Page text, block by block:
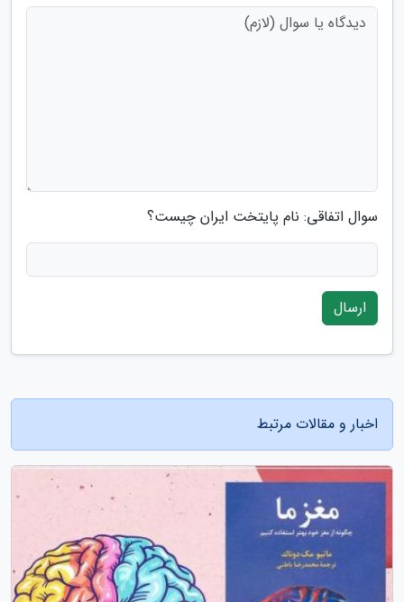
سوال اتفاقی: نام پایتخت ایران چیست؟
ارسال
اخبار و مقالات مرتبط